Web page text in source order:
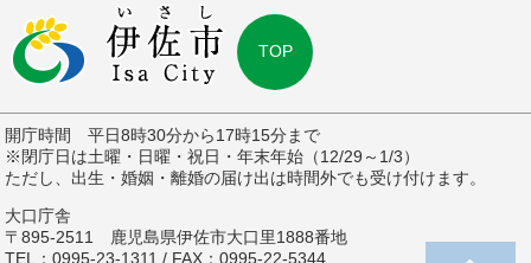
TOP
開庁時間 平日8時30分から17時15分まで
※閉庁日は土曜・日曜・祝日・年末年始（12/29～1/3）
ただし、出生・婚姻・離婚の届け出は時間外でも受け付けます。
大口庁舎
〒895-2511 鹿児島県伊佐市大口里1888番地
TEL：0995-23-1311 / FAX：0995-22-5344